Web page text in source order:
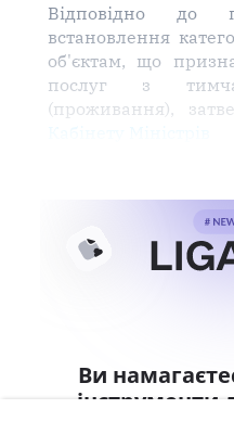
Відповідно до
встановлення
об'єктам, що
послуг з
(проживання),
Ви
інструменти
роботи